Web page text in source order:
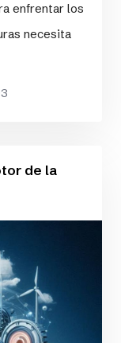
enfrentar los
necesita
de la